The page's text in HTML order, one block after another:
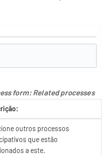
form: Related processes
outros processos
que estão
a este.